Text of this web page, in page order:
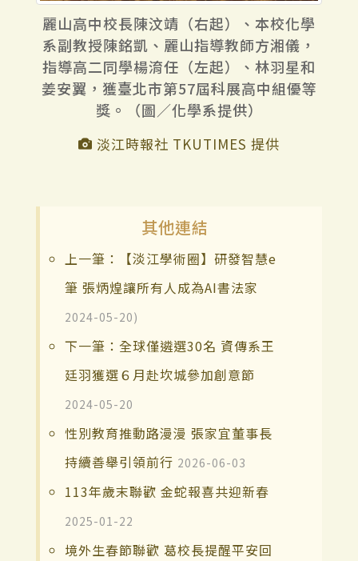
麗山高中校長陳汶靖（右起）、本校化學
系副教授陳銘凱、麗山指導教師方湘儀，
指導高二同學楊淯任（左起）、林羽星和
姜安翼，獲臺北市第57屆科展高中組優等
獎。（圖／化學系提供）
淡江時報社 TKUTIMES 提供
其他連結
上一筆：【淡江學術圈】研發智慧e
筆 張炳煌讓所有人成為AI書法家
2024-05-20)
下一筆：全球僅遴選30名 資傳系王
廷羽獲選６月赴坎城參加創意節
2024-05-20
性別教育推動路漫漫 張家宜董事長
持續善舉引領前行 2026-06-03
113年歲末聯歡 金蛇報喜共迎新春
2025-01-22
境外生春節聯歡 葛校長提醒平安回